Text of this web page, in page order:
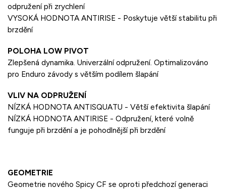
odpružení při zrychlení
VYSOKÁ HODNOTA ANTIRISE - Poskytuje větší stabilitu při
brzdění
POLOHA LOW PIVOT
Zlepšená dynamika. Univerzální odpružení. Optimalizováno
pro Enduro závody s větším podílem šlapání
VLIV NA ODPRUŽENÍ
NÍZKÁ HODNOTA ANTISQUATU - Větší efektivita šlapání
NÍZKÁ HODNOTA ANTIRISE - Odpružení, které volně
funguje při brzdění a je pohodlnější při brzdění
GEOMETRIE
Geometrie nového Spicy CF se oproti předchozí generaci